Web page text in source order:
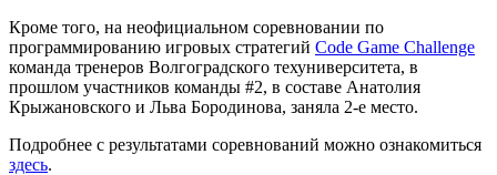
Кроме того, на неофициальном соревновании по
программированию игровых стратегий Code Game Challenge
команда тренеров Волгоградского техуниверситета, в
прошлом участников команды #2, в составе Анатолия
Крыжановского и Льва Бородинова, заняла 2-е место.
Подробнее с результатами соревнований можно ознакомиться
здесь.